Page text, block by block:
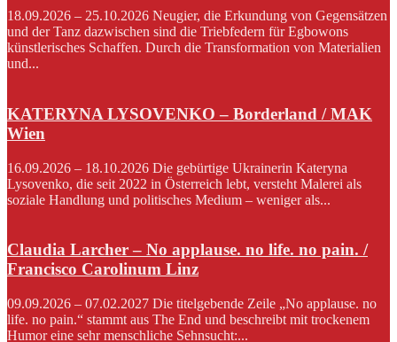
18.09.2026 – 25.10.2026 Neugier, die Erkundung von Gegensätzen
und der Tanz dazwischen sind die Triebfedern für Egbowons
künstlerisches Schaffen. Durch die Transformation von Materialien
und...
KATERYNA LYSOVENKO – Borderland / MAK
Wien
16.09.2026 – 18.10.2026 Die gebürtige Ukrainerin Kateryna
Lysovenko, die seit 2022 in Österreich lebt, versteht Malerei als
soziale Handlung und politisches Medium – weniger als...
Claudia Larcher – No applause. no life. no pain. /
Francisco Carolinum Linz
09.09.2026 – 07.02.2027 Die titelgebende Zeile „No applause. no
life. no pain.“ stammt aus The End und beschreibt mit trockenem
Humor eine sehr menschliche Sehnsucht:...